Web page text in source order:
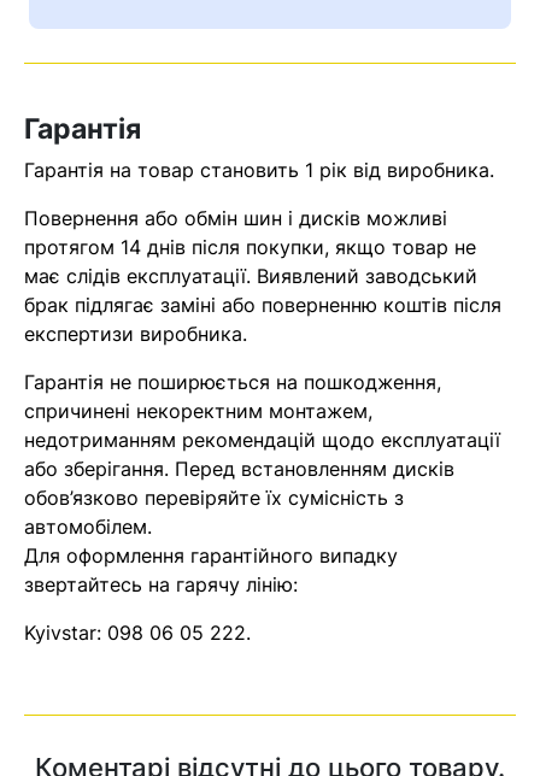
Помилка:
знайдена.
Гарантія
Гарантія на товар становить 1 рік від виробника.
Повернення або обмін шин і дисків можливі
протягом 14 днів після покупки, якщо товар не
має слідів експлуатації. Виявлений заводський
брак підлягає заміні або поверненню коштів після
експертизи виробника.
Гарантія не поширюється на пошкодження,
спричинені некоректним монтажем,
недотриманням рекомендацій щодо експлуатації
або зберігання. Перед встановленням дисків
обов’язково перевіряйте їх сумісність з
автомобілем.
Для оформлення гарантійного випадку
звертайтесь на гарячу лінію:
Kyivstar: 098 06 05 222.
Коментарі відсутні до цього товару.